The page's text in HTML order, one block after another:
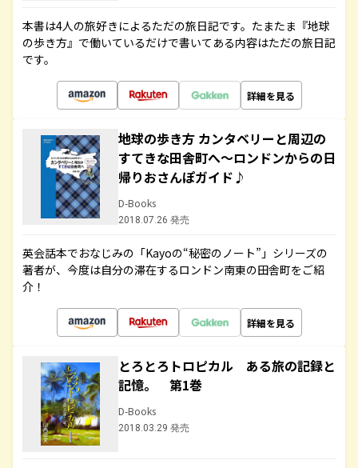
本書は4人の旅好きによるただの旅日記です。たまたま『地球
の歩き方』で働いているだけで書いてある内容はただの旅日記
です。
詳細を見る
地球の歩き方 カンタベリーと周辺の
すてきな田舎町へ～ロンドンからの日
帰りおさんぽガイド♪
D-Books
2018.07.26 発売
英会話本でおなじみの「Kayoの“秘密のノート”」シリーズの
著者が、今度は自分の滞在するロンドン南東の田舎町をご紹
介！
詳細を見る
とろとろトロピカル ある旅の記録と
記憶。 第1巻
D-Books
2018.03.29 発売